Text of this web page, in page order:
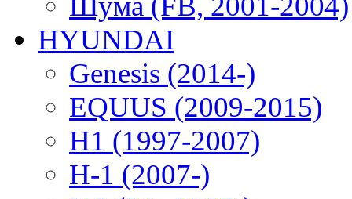
HYUNDAI
Genesis (2014-)
EQUUS (2009-2015)
H1 (1997-2007)
H-1 (2007-)